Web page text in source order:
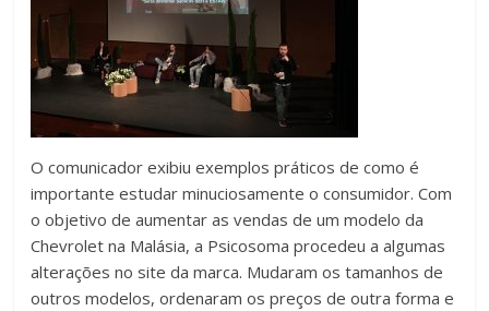
O comunicador exibiu exemplos práticos de como é
importante estudar minuciosamente o consumidor. Com
o objetivo de aumentar as vendas de um modelo da
Chevrolet na Malásia, a Psicosoma procedeu a algumas
alterações no site da marca. Mudaram os tamanhos de
outros modelos, ordenaram os preços de outra forma e